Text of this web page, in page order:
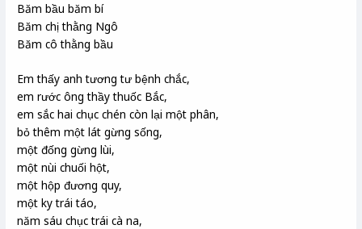
Băm bầu băm bí
Băm chị thằng Ngô
Băm cô thằng bầu
Em thấy anh tương tư bệnh chắc,
em rước ông thầy thuốc Bắc,
em sắc hai chục chén còn lại một phân,
bỏ thêm một lát gừng sống,
một đống gừng lùi,
một nùi chuối hột,
một hộp đương quy,
một ky trái táo,
năm sáu chục trái cà na,